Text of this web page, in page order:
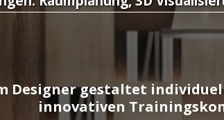
Designer gestaltet
innovativen